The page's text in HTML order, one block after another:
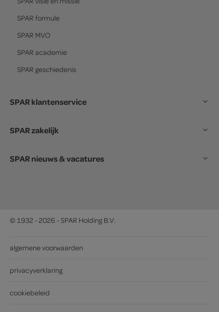
SPAR formule
SPAR MVO
SPAR academie
SPAR geschiedenis
SPAR klantenservice
SPAR zakelijk
SPAR nieuws & vacatures
© 1932 - 2026 - SPAR Holding B.V.
algemene voorwaarden
privacyverklaring
cookiebeleid